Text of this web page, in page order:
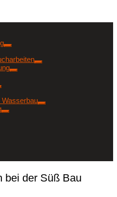
Wasserbau
bei der Süß Bau